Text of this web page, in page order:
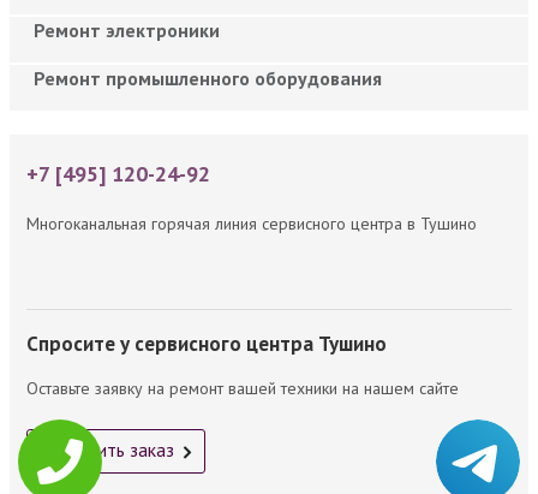
Ремонт электроники
Ремонт промышленного оборудования
+7 [495] 120-24-92
Многоканальная горячая линия сервисного центра в Тушино
Спросите у сервисного центра Тушино
Оставьте заявку на ремонт вашей техники на нашем сайте
Оформить заказ